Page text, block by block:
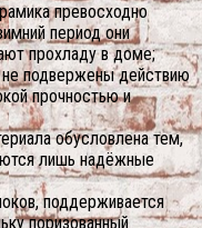
превосходно
период они
прохладу в доме;
подвержены действию
прочностью и
обусловлена тем,
лишь надёжные
поддерживается
поризованный